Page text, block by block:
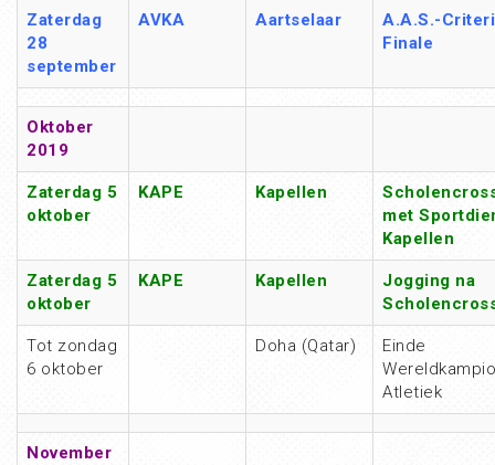
Zaterdag
28
september
AVKA Aartselaar
A.A.S.-
Finale
Oktober
2019
Zaterdag 5
oktober
KAPE Kapellen
met
Kapellen
Zaterdag 5
oktober
KAPE Kapellen
Jogging na
Tot zondag
6 oktober
Doha (Qatar)
Einde
Atletiek
November